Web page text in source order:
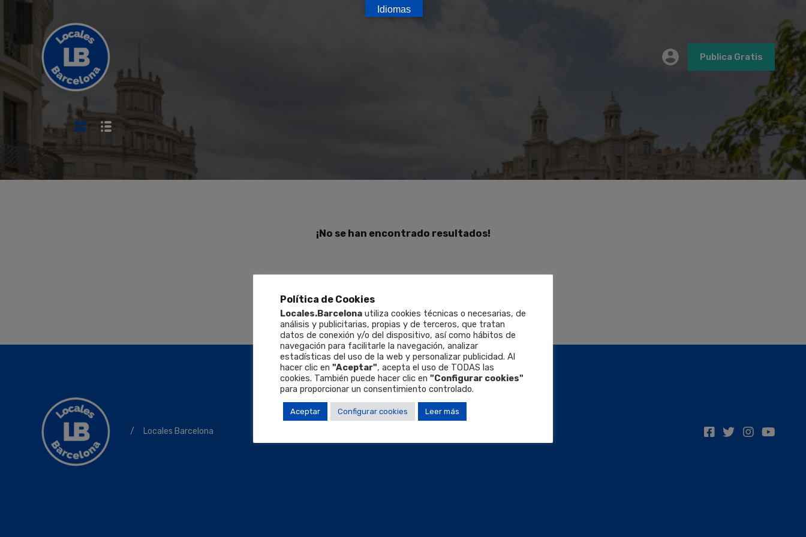
Publica Gratis
¡No se han encontrado resultados!
/ Locales Barcelona
Política de Cookies
Locales.Barcelona utiliza cookies técnicas o necesarias, de
análisis y publicitarias, propias y de terceros, que tratan
datos de conexión y/o del dispositivo, así como hábitos de
navegación para facilitarle la navegación, analizar
estadísticas del uso de la web y personalizar publicidad. Al
hacer clic en "Aceptar", acepta el uso de TODAS las
cookies. También puede hacer clic en "Configurar cookies"
para proporcionar un consentimiento controlado.
Aceptar Configurar cookies Leer más
Idiomas